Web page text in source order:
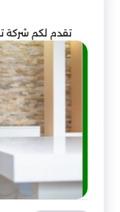
تقدم لكم شركة